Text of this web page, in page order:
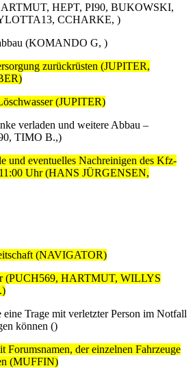
HEPT, PI90, BUKOWSKI,
CCHARKE, )
(KOMANDO G, )
zurückrüsten (JUPITER,
(JUPITER)
verladen und weitere Abbau –
TIMO B.,)
und eventuelles Nachreinigen des Kfz-
Uhr (HANS JÜRGENSEN,
(NAVIGATOR)
(PUCH569, HARTMUT, WILLYS
eine Trage mit verletzter Person im Notfall
können ()
der einzelnen Fahrzeuge
(MUFFIN)